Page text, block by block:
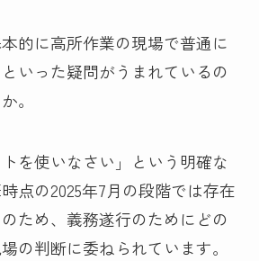
的に高所作業の現場で普通に
いった疑問がうまれているの
。
を使いなさい」という明確な
点の2025年7月の段階では存在
ため、義務遂行のためにどの
の判断に委ねられています。